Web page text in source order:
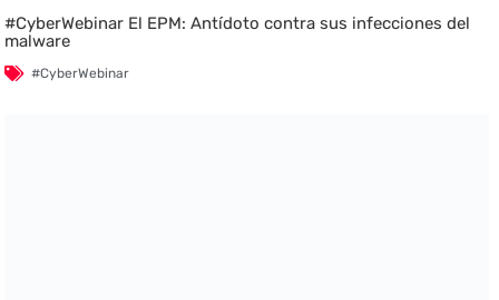
#CyberWebinar El EPM: Antídoto contra sus infecciones del
malware
#CyberWebinar